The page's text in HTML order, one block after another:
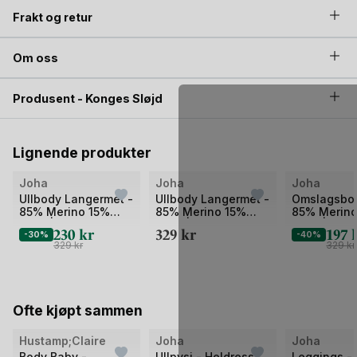
Frakt og retur
Om oss
Produsent - Konges Sløjd
Lignende produkter
Joha
Ullbody Langermet -
85% Merino 15%
-30% 230 kr
329kr
Joha
Ullbody Langermet -
85% Merino 15%
329 kr
Joha
85%
-40% 197
329kr
Ofte kjøpt sammen
Bilde
Hustamp;Claire
Bilde
Joha
Bilde
Joha